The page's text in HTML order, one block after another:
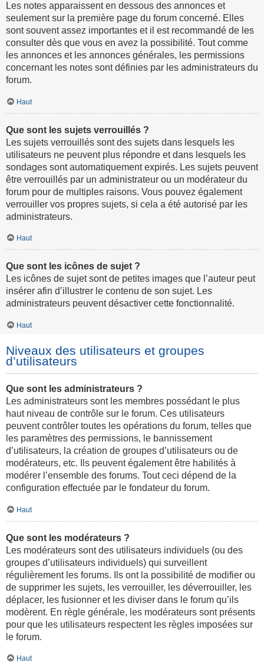
Les notes apparaissent en dessous des annonces et
seulement sur la première page du forum concerné. Elles
sont souvent assez importantes et il est recommandé de les
consulter dès que vous en avez la possibilité. Tout comme
les annonces et les annonces générales, les permissions
concernant les notes sont définies par les administrateurs du
forum.
Haut
Que sont les sujets verrouillés ?
Les sujets verrouillés sont des sujets dans lesquels les
utilisateurs ne peuvent plus répondre et dans lesquels les
sondages sont automatiquement expirés. Les sujets peuvent
être verrouillés par un administrateur ou un modérateur du
forum pour de multiples raisons. Vous pouvez également
verrouiller vos propres sujets, si cela a été autorisé par les
administrateurs.
Haut
Que sont les icônes de sujet ?
Les icônes de sujet sont de petites images que l’auteur peut
insérer afin d’illustrer le contenu de son sujet. Les
administrateurs peuvent désactiver cette fonctionnalité.
Haut
Niveaux des utilisateurs et groupes
d’utilisateurs
Que sont les administrateurs ?
Les administrateurs sont les membres possédant le plus
haut niveau de contrôle sur le forum. Ces utilisateurs
peuvent contrôler toutes les opérations du forum, telles que
les paramètres des permissions, le bannissement
d’utilisateurs, la création de groupes d’utilisateurs ou de
modérateurs, etc. Ils peuvent également être habilités à
modérer l’ensemble des forums. Tout ceci dépend de la
configuration effectuée par le fondateur du forum.
Haut
Que sont les modérateurs ?
Les modérateurs sont des utilisateurs individuels (ou des
groupes d’utilisateurs individuels) qui surveillent
régulièrement les forums. Ils ont la possibilité de modifier ou
de supprimer les sujets, les verrouiller, les déverrouiller, les
déplacer, les fusionner et les diviser dans le forum qu’ils
modèrent. En règle générale, les modérateurs sont présents
pour que les utilisateurs respectent les règles imposées sur
le forum.
Haut